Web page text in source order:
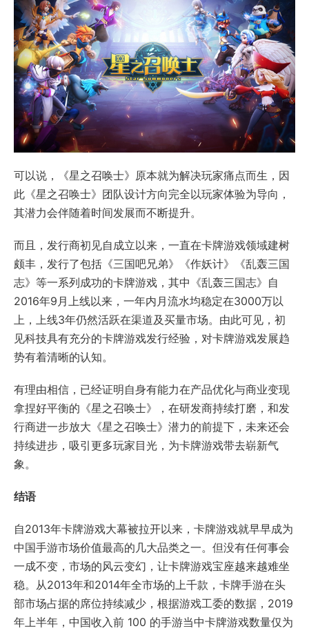
可以说，《星之召唤士》原本就为解决玩家痛点而生，因
此《星之召唤士》团队设计方向完全以玩家体验为导向，
其潜力会伴随着时间发展而不断提升。
而且，发行商初见自成立以来，一直在卡牌游戏领域建树
颇丰，发行了包括《三国吧兄弟》《作妖计》《乱轰三国
志》等一系列成功的卡牌游戏，其中《乱轰三国志》自
2016年9月上线以来，一年内月流水均稳定在3000万以
上，上线3年仍然活跃在渠道及买量市场。由此可见，初
见科技具有充分的卡牌游戏发行经验，对卡牌游戏发展趋
势有着清晰的认知。
有理由相信，已经证明自身有能力在产品优化与商业变现
拿捏好平衡的《星之召唤士》，在研发商持续打磨，和发
行商进一步放大《星之召唤士》潜力的前提下，未来还会
持续进步，吸引更多玩家目光，为卡牌游戏带去崭新气
象。
结语
自2013年卡牌游戏大幕被拉开以来，卡牌游戏就早早成为
中国手游市场价值最高的几大品类之一。但没有任何事会
一成不变，市场的风云变幻，让卡牌游戏宝座越来越难坐
稳。从2013年和2014年全市场的上千款，卡牌手游在头
部市场占据的席位持续减少，根据游戏工委的数据，2019
年上半年，中国收入前 100 的手游当中卡牌游戏数量仅为